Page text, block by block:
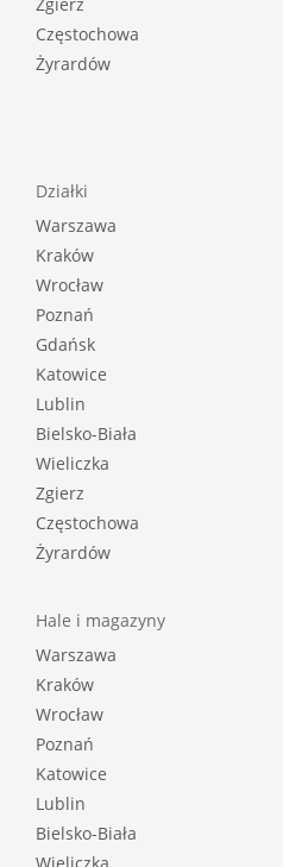
[m2]: 66,7500 |
: Wsch, Zach |
widna |
kuchenną |
|
typu |
|
|
MS-308748
show/?
Częstochowa
Żyrardów
Działki
Warszawa
Kraków
Wrocław
Poznań
Gdańsk
Katowice
Lublin
Bielsko-Biała
Wieliczka
Zgierz
Częstochowa
Żyrardów
Hale i magazyny
Warszawa
Kraków
Wrocław
Poznań
Katowice
Lublin
Bielsko-Biała